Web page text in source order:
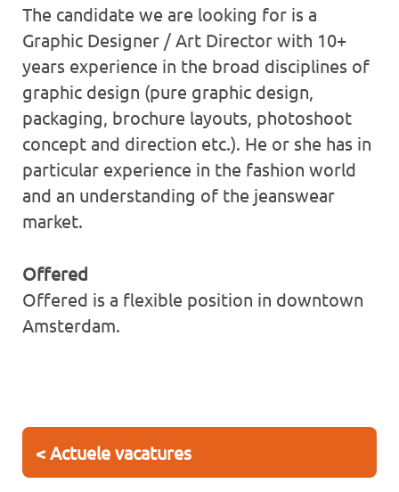
The candidate we are looking for is a
Graphic Designer / Art Director with 10+
years experience in the broad disciplines of
graphic design (pure graphic design,
packaging, brochure layouts, photoshoot
concept and direction etc.). He or she has in
particular experience in the fashion world
and an understanding of the jeanswear
market.
Offered
Offered is a flexible position in downtown
Amsterdam.
< Actuele vacatures